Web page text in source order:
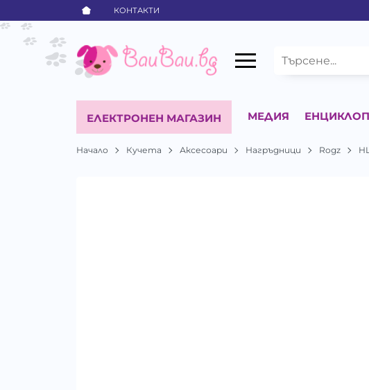
КОНТАКТИ
ЕЛЕКТРОНЕН МАГАЗИН МЕДИЯ
Начало Кучета Аксесоари Нагръдници Rogz